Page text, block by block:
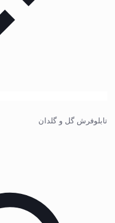
تابلوفرش گل و گلدان